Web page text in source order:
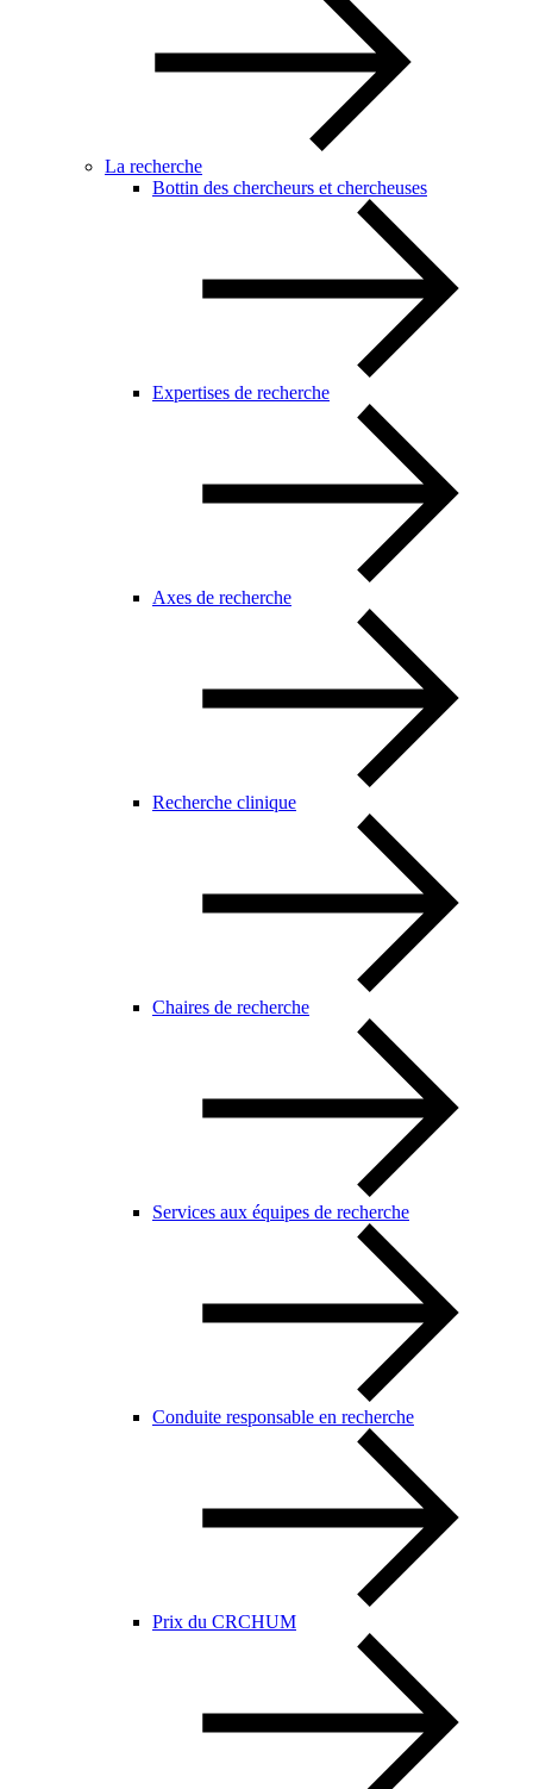
La recherche
Bottin des chercheurs et chercheuses
Expertises de recherche
Axes de recherche
Recherche clinique
Chaires de recherche
Services aux équipes de recherche
Conduite responsable en recherche
Prix du CRCHUM